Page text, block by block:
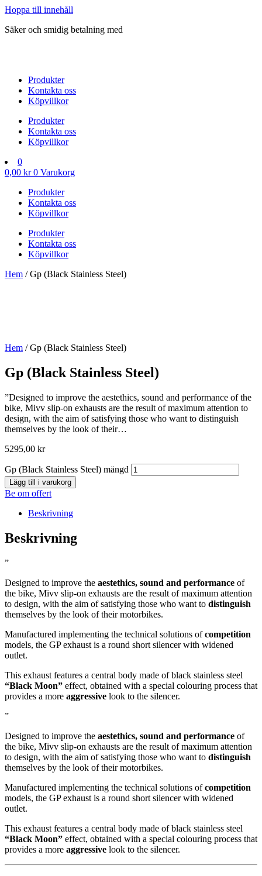
Hoppa till innehåll
Säker och smidig betalning med
Produkter
Kontakta oss
Köpvillkor
Produkter
Kontakta oss
Köpvillkor
0
0,00 kr 0 Varukorg
Produkter
Kontakta oss
Köpvillkor
Produkter
Kontakta oss
Köpvillkor
Hem / Gp (Black Stainless Steel)
Hem / Gp (Black Stainless Steel)
Gp (Black Stainless Steel)
”Designed to improve the aestethics, sound and performance of the
bike, Mivv slip-on exhausts are the result of maximum attention to
design, with the aim of satisfying those who want to distinguish
themselves by the look of their…
5295,00 kr
Gp (Black Stainless Steel) mängd
Lägg till i varukorg
Be om offert
Beskrivning
Beskrivning
”
Designed to improve the aestethics, sound and performance of
the bike, Mivv slip-on exhausts are the result of maximum attention
to design, with the aim of satisfying those who want to distinguish
themselves by the look of their motorbikes.
Manufactured implementing the technical solutions ofcompetition
models, the GP exhaust is a round short silencer with widened
outlet.
This exhaust features a central body made of black stainless steel
“Black Moon” effect, obtained with a special colouring process that
provides a more aggressive look to the silencer.
”
Designed to improve the aestethics, sound and performance of
the bike, Mivv slip-on exhausts are the result of maximum attention
to design, with the aim of satisfying those who want to distinguish
themselves by the look of their motorbikes.
Manufactured implementing the technical solutions ofcompetition
models, the GP exhaust is a round short silencer with widened
outlet.
This exhaust features a central body made of black stainless steel
“Black Moon” effect, obtained with a special colouring process that
provides a more aggressive look to the silencer.